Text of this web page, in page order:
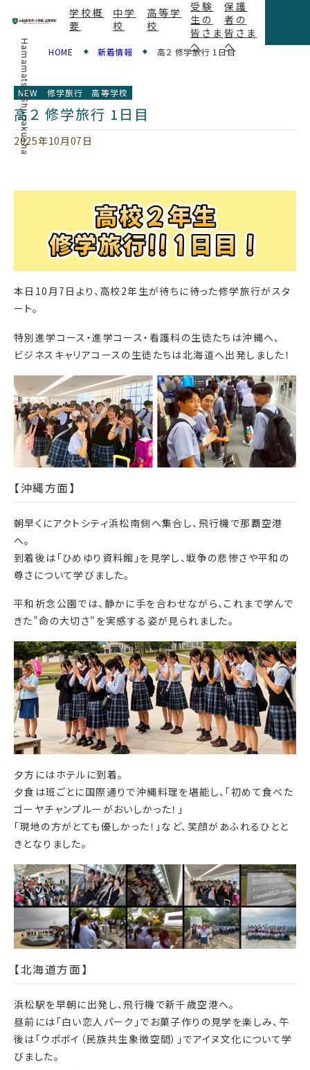
学校概
要
中学
校
高等学
校
受験
生の
皆さま
へ
保護
者の
皆さま
へ
Hamamatsu Shugakusha HOME 新着情報 高２ 修学旅行 1日目
NEW 修学旅行 高等学校
高２ 修学旅行 1日目
2025年10月07日
本日10月7日より、高校2年生が待ちに待った修学旅行がスタ
ート。
特別進学コース・進学コース・看護科の生徒たちは沖縄へ、
ビジネスキャリアコースの生徒たちは北海道へ出発しました！
【沖縄方面】
朝早くにアクトシティ浜松南側へ集合し、飛行機で那覇空港
へ。
到着後は「ひめゆり資料館」を見学し、戦争の悲惨さや平和の
尊さについて学びました。
平和祈念公園では、静かに手を合わせながら、これまで学んで
きた"命の大切さ"を実感する姿が見られました。
夕方にはホテルに到着。
夕食は班ごとに国際通りで沖縄料理を堪能し、「初めて食べた
ゴーヤチャンプルーがおいしかった！」
「現地の方がとても優しかった！」など、笑顔があふれるひとと
きとなりました。
【北海道方面】
浜松駅を早朝に出発し、飛行機で新千歳空港へ。
昼前には「白い恋人パーク」でお菓子作りの見学を楽しみ、午
後は「ウポポイ（民族共生象徴空間）」でアイヌ文化について学
びました。